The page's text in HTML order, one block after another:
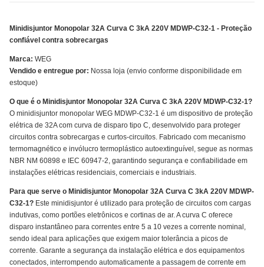
Minidisjuntor Monopolar 32A Curva C 3kA 220V MDWP-C32-1 - Proteção
confiável contra sobrecargas
Marca: WEG
Vendido e entregue por: Nossa loja (envio conforme disponibilidade em
estoque)
O que é o Minidisjuntor Monopolar 32A Curva C 3kA 220V MDWP-C32-1?
O minidisjuntor monopolar WEG MDWP-C32-1 é um dispositivo de proteção
elétrica de 32A com curva de disparo tipo C, desenvolvido para proteger
circuitos contra sobrecargas e curtos-circuitos. Fabricado com mecanismo
termomagnético e invólucro termoplástico autoextinguível, segue as normas
NBR NM 60898 e IEC 60947-2, garantindo segurança e confiabilidade em
instalações elétricas residenciais, comerciais e industriais.
Para que serve o Minidisjuntor Monopolar 32A Curva C 3kA 220V MDWP-
C32-1? Este minidisjuntor é utilizado para proteção de circuitos com cargas
indutivas, como portões eletrônicos e cortinas de ar. A curva C oferece
disparo instantâneo para correntes entre 5 a 10 vezes a corrente nominal,
sendo ideal para aplicações que exigem maior tolerância a picos de
corrente. Garante a segurança da instalação elétrica e dos equipamentos
conectados, interrompendo automaticamente a passagem de corrente em